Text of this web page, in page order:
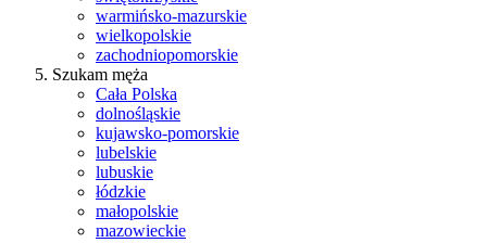
warmińsko-mazurskie
wielkopolskie
zachodniopomorskie
Szukam męża
Cała Polska
dolnośląskie
kujawsko-pomorskie
lubelskie
lubuskie
łódzkie
małopolskie
mazowieckie